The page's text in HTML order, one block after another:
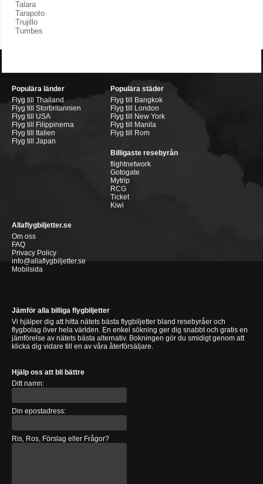
Talara
Tarapoto
Trujillo
Tumbes
Populära länder
Flyg till Thailand
Flyg till Storbritannien
Flyg till USA
Flyg till Filippinerna
Flyg till Italien
Flyg till Japan
Populära städer
Flyg till Bangkok
Flyg till London
Flyg till New York
Flyg till Manila
Flyg till Rom
Billigaste resebyrån
flightnetwork
Gotogate
Mytrip
RCG
Ticket
Kiwi
Allaflygbiljetter.se
Om oss
FAQ
Privacy Policy
info@allaflygbiljetter.se
Mobilsida
Jämför alla billiga flygbiljetter
Vi hjälper dig att hitta nätets bästa flygbiljetter bland resebyråer och
flygbolag över hela världen. En enkel sökning ger dig snabbt och gratis en
jämförelse av nätets bästa alternativ. Bokningen gör du smidigt genom att
klicka dig vidare till en av våra återförsäljare.
Hjälp oss att bli bättre
Ditt namn:
Din epostadress:
Ris, Ros, Förslag eller Frågor?